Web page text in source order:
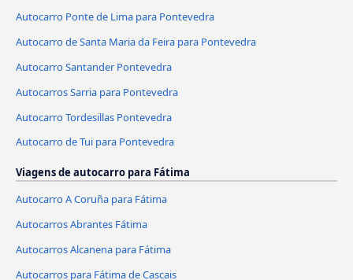
Autocarro Ponte de Lima para Pontevedra
Autocarro de Santa Maria da Feira para Pontevedra
Autocarro Santander Pontevedra
Autocarros Sarria para Pontevedra
Autocarro Tordesillas Pontevedra
Autocarro de Tui para Pontevedra
Viagens de autocarro para Fátima
Autocarro A Coruña para Fátima
Autocarros Abrantes Fátima
Autocarros Alcanena para Fátima
Autocarros para Fátima de Cascais